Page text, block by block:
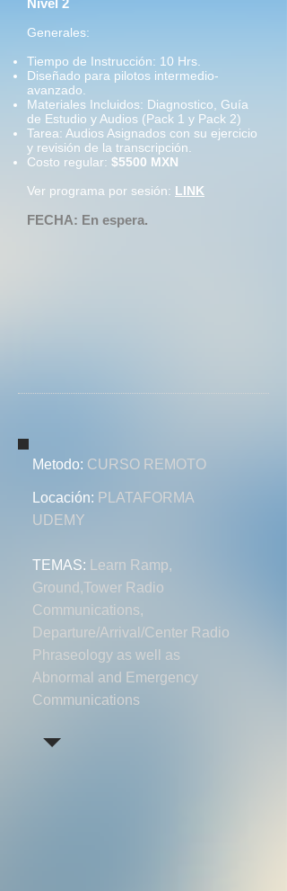
Nivel 2
Generales:
Tiempo de Instrucción: 10 Hrs.
Diseñado para pilotos intermedio-
avanzado.
Materiales Incluidos: Diagnostico, Guía
de Estudio y Audios (Pack 1 y Pack 2)
Tarea: Audios Asignados con su ejercicio
y revisión de la transcripción.
Costo regular: $5500 MXN
Ver programa por sesión: LINK
FECHA: En espera.
Metodo: CURSO REMOTO
Locación: PLATAFORMA
UDEMY
TEMAS: Learn Ramp,
Ground,Tower Radio
Communications,
Departure/Arrival/Center Radio
Phraseology as well as
Abnormal and Emergency
Communications